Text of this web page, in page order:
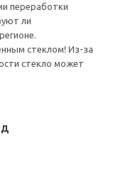
переработки
ли
стеклом! Из-за
стекло может